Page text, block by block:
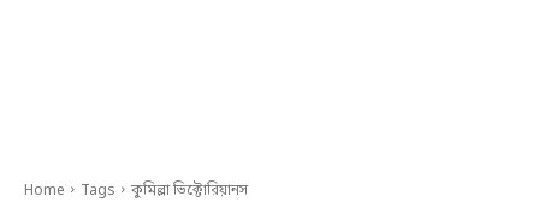
Home Tags কুমিল্লা ভিক্টোরিয়ানস